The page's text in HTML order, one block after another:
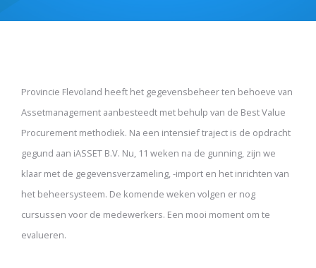
Provincie Flevoland heeft het gegevensbeheer ten behoeve van
Assetmanagement aanbesteedt met behulp van de Best Value
Procurement methodiek. Na een intensief traject is de opdracht
gegund aan iASSET B.V. Nu, 11 weken na de gunning, zijn we
klaar met de gegevensverzameling, -import en het inrichten van
het beheersysteem. De komende weken volgen er nog
cursussen voor de medewerkers. Een mooi moment om te
evalueren.